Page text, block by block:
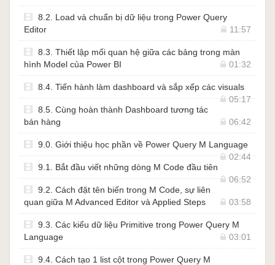
8.2. Load và chuẩn bị dữ liệu trong Power Query
Editor
11:57
8.3. Thiết lập mối quan hệ giữa các bảng trong màn
hình Model của Power BI
01:32
8.4. Tiến hành làm dashboard và sắp xếp các visuals
05:17
8.5. Cùng hoàn thành Dashboard tương tác
bán hàng
06:42
9.0. Giới thiệu học phần về Power Query M Language
02:44
9.1. Bắt đầu viết những dòng M Code đầu tiên
06:52
9.2. Cách đặt tên biến trong M Code, sự liên
quan giữa M Advanced Editor và Applied Steps
03:58
9.3. Các kiểu dữ liệu Primitive trong Power Query M
Language
03:01
9.4. Cách tạo 1 list cột trong Power Query M